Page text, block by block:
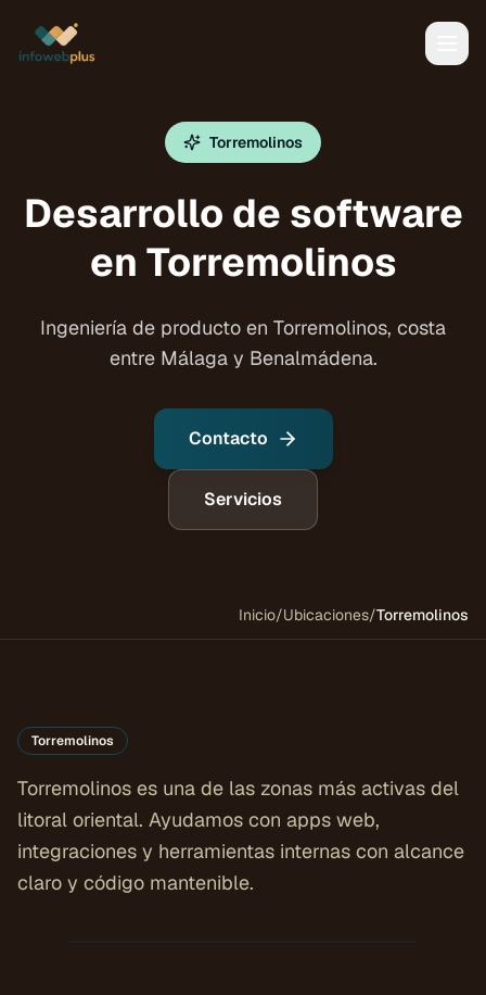
Torremolinos
Desarrollo de software
en Torremolinos
Ingeniería de producto en Torremolinos, costa
entre Málaga y Benalmádena.
Contacto
Servicios
Inicio/Ubicaciones/Torremolinos
Torremolinos
Torremolinos es una de las zonas más activas del
litoral oriental. Ayudamos con apps web,
integraciones y herramientas internas con alcance
claro y código mantenible.
COSTA DEL SOL